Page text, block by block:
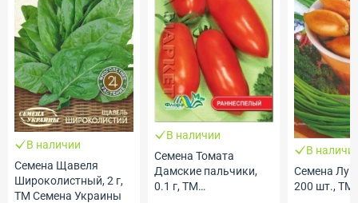
В наличии
Семена Щавеля
Широколистный, 2 г,
ТМ Семена Украины
В наличии
Семена Томата
Дамские пальчики,
0.1 г, ТМ
В
Семена
200 шт., ТМ